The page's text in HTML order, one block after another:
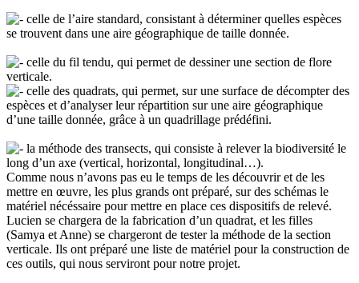
celle de l’aire standard, consistant à déterminer quelles espèces
se trouvent dans une aire géographique de taille donnée.
celle du fil tendu, qui permet de dessiner une section de flore
verticale.
celle des quadrats, qui permet, sur une surface de décompter des
espèces et d’analyser leur répartition sur une aire géographique
d’une taille donnée, grâce à un quadrillage prédéfini.
la méthode des transects, qui consiste à relever la biodiversité le
long d’un axe (vertical, horizontal, longitudinal…).
Comme nous n’avons pas eu le temps de les découvrir et de les
mettre en œuvre, les plus grands ont préparé, sur des schémas le
matériel nécéssaire pour mettre en place ces dispositifs de relevé.
Lucien se chargera de la fabrication d’un quadrat, et les filles
(Samya et Anne) se chargeront de tester la méthode de la section
verticale. Ils ont préparé une liste de matériel pour la construction de
ces outils, qui nous serviront pour notre projet.